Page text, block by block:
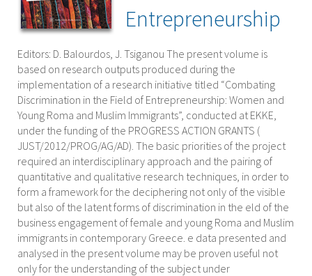
Entrepreneurship
Editors: D. Balourdos, J. Tsiganou The present volume is
based on research outputs produced during the
implementation of a research initiative titled “Combating
Discrimination in the Field of Entrepreneurship: Women and
Young Roma and Muslim Immigrants”, conducted at EKKE,
under the funding of the PROGRESS ACTION GRANTS (
JUST/2012/PROG/AG/AD). The basic priorities of the project
required an interdisciplinary approach and the pairing of
quantitative and qualitative research techniques, in order to
form a framework for the deciphering not only of the visible
but also of the latent forms of discrimination in the eld of the
business engagement of female and young Roma and Muslim
immigrants in contemporary Greece. e data presented and
analysed in the present volume may be proven useful not
only for the understanding of the subject under